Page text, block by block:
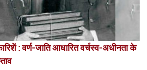
: वर्ण-जाति आधारित वर्चस्व-अधीनता के